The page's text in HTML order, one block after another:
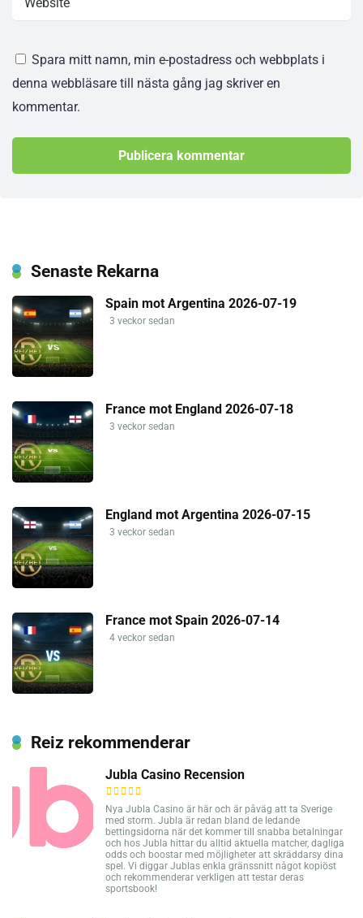
Spara mitt namn, min e-postadress och webbplats i
denna webbläsare till nästa gång jag skriver en
kommentar.
Senaste Rekarna
Spain mot Argentina 2026-07-19
3 veckor sedan
France mot England 2026-07-18
3 veckor sedan
England mot Argentina 2026-07-15
3 veckor sedan
France mot Spain 2026-07-14
4 veckor sedan
Reiz rekommenderar
Jubla Casino Recension
Nya Jubla Casino är här och är påväg att ta Sverige
med storm. Jubla är redan bland de ledande
bettingsidorna när det kommer till snabba betalningar
och hos Jubla hittar du alltid aktuella matcher, dagliga
odds och boostar med möjligheter att skräddarsy dina
spel. Vi diggar Jublas enkla gränssnitt något kopiöst
och rekommenderar verkligen att testar deras
sportsbook!